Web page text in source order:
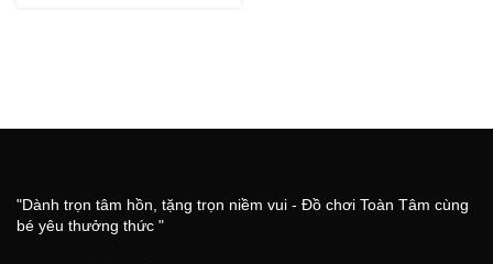
"Dành trọn tâm hồn, tặng trọn niềm vui - Đồ chơi Toàn Tâm cùng
bé yêu thưởng thức "